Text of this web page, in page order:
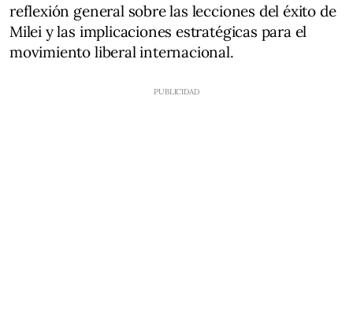
reflexión general sobre las lecciones del éxito de
Milei y las implicaciones estratégicas para el
movimiento liberal internacional.